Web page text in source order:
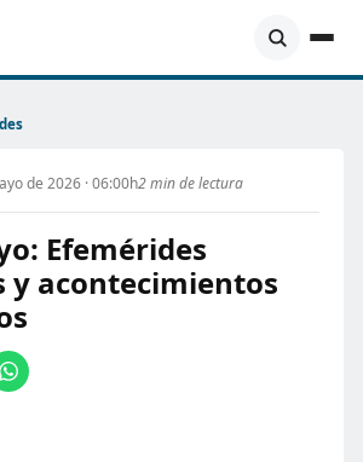
de 2026 · 06:00h2 min de lectura
Efemérides
y acontecimientos